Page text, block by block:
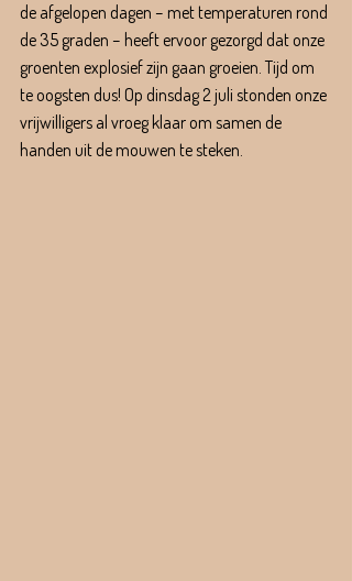
de afgelopen dagen – met temperaturen rond
de 35 graden – heeft ervoor gezorgd dat onze
groenten explosief zijn gaan groeien. Tijd om
te oogsten dus! Op dinsdag 2 juli stonden onze
vrijwilligers al vroeg klaar om samen de
handen uit de mouwen te steken.